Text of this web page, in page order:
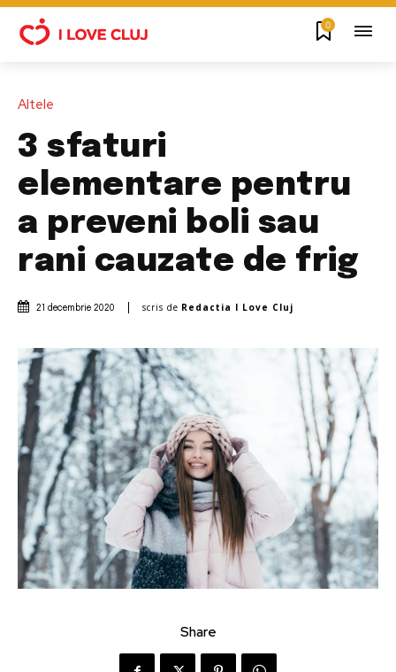
0
Altele
3 sfaturi
elementare pentru
a preveni boli sau
rani cauzate de frig
21 decembrie 2020 scris de Redactia I Love Cluj
Share